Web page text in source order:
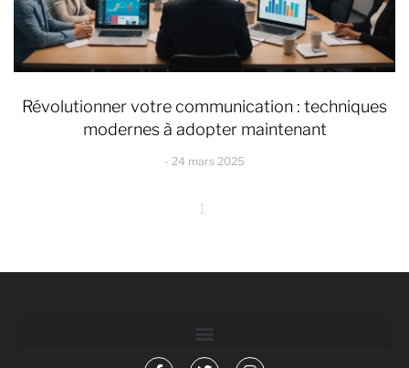
Révolutionner votre communication : techniques
modernes à adopter maintenant
24 mars 2025
1